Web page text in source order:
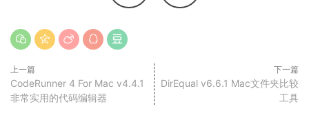
上一篇
CodeRunner 4 For Mac v4.4.1
非常实用的代码编辑器
下一篇
DirEqual v6.6.1 Mac文件夹比较
工具